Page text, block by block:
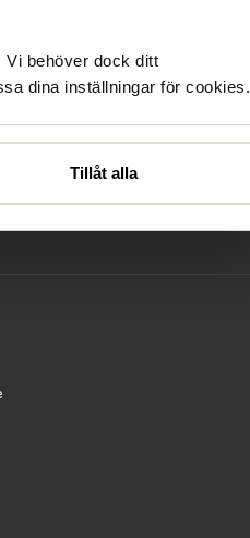
Vi behöver dock ditt
dina inställningar för cookies.
Tillåt alla